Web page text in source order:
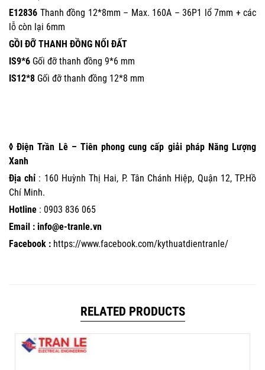
E12836 Thanh đồng 12*8mm – Max. 160A – 36P1 lổ 7mm + các
lỗ còn lại 6mm
GỒI ĐỠ THANH ĐỒNG NỐI ĐẤT
IS9*6 Gối đỡ thanh đồng 9*6 mm
IS12*8 Gối đỡ thanh đồng 12*8 mm
◊ Điện Trần Lê – Tiên phong cung cấp giải pháp Năng Lượng
Xanh
Địa chỉ : 160 Huỳnh Thị Hai, P. Tân Chánh Hiệp, Quận 12, TP.Hồ
Chí Minh.
Hotline : 0903 836 065
Email : info@e-tranle.vn
Facebook : https://www.facebook.com/kythuatdientranle/
RELATED PRODUCTS